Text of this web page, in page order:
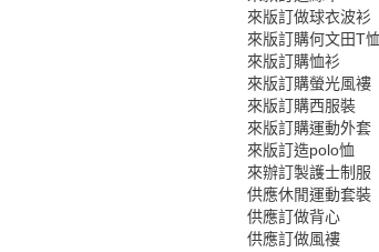
來版訂做球衣波衫
來版訂購何文田T恤
來版訂購恤衫
來版訂購螢光風褸
來版訂購西服裝
來版訂購運動外套
來版訂造polo恤
來辦訂製護士制服
供應休閒運動套裝
供應訂做背心
供應訂做風褸